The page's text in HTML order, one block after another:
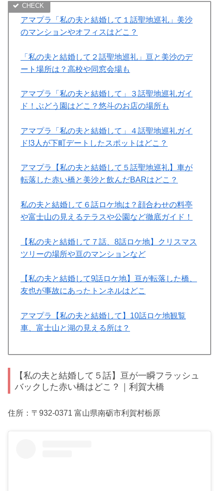
アマプラ「私の夫と結婚して１話聖地巡礼」美沙
のマンションやオフィスはどこ？
「私の夫と結婚して２話聖地巡礼」亘と美沙のデ
ート場所は？高校や同窓会場も
アマプラ「私の夫と結婚して」３話聖地巡礼ガイ
ド！ぶどう園はどこ？悠斗のお店の場所も
アマプラ「私の夫と結婚して」４話聖地巡礼ガイ
ド!3人が下町デートしたスポットはどこ？
アマプラ【私の夫と結婚して５話聖地巡礼】車が
転落した赤い橋と美沙と飲んだBARはどこ？
私の夫と結婚して６話ロケ地は？顔合わせの料亭
や富士山の見えるテラスや公園など徹底ガイド！
【私の夫と結婚して７話、8話ロケ地】クリスマス
ツリーの場所や亘のマンションなど
【私の夫と結婚して9話ロケ地】亘が転落した橋、
友也が事故にあったトンネルはどこ
アマプラ【私の夫と結婚して】10話ロケ地観覧
車、富士山と湖の見える所は？
【私の夫と結婚して５話】亘が一瞬フラッシュ
バックした赤い橋はどこ？｜利賀大橋
住所：〒932-0371 富山県南砺市利賀村栃原